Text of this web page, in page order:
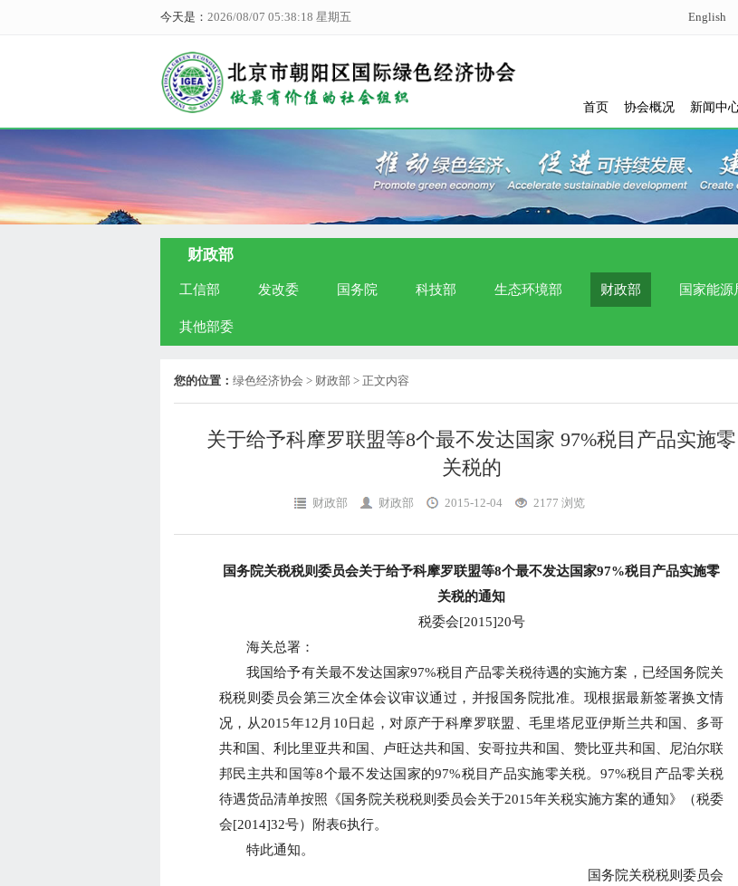
今天是： 2026/08/07 05:38:19 星期五 English
首页 协会概况 新闻中
财政部
工信部 发改委 国务院 科技部 生态环境部 财政部 国家能源
其他部委
您的位置： 绿色经济协会 > 财政部 > 正文内容
关于给予科摩罗联盟等8个最不发达国家 97%税目产品实施零
关税的
财政部 财政部 2015-12-04 2177 浏览
国务院关税税则委员会关于给予科摩罗联盟等8个最不发达国家97%税目产品实施零
关税的通知
税委会[2015]20号
海关总署：
我国给予有关最不发达国家97%税目产品零关税待遇的实施方案，已经国务院关
税税则委员会第三次全体会议审议通过，并报国务院批准。现根据最新签署换文情
况，从2015年12月10日起，对原产于科摩罗联盟、毛里塔尼亚伊斯兰共和国、多哥
共和国、利比里亚共和国、卢旺达共和国、安哥拉共和国、赞比亚共和国、尼泊尔联
邦民主共和国等8个最不发达国家的97%税目产品实施零关税。97%税目产品零关税
待遇货品清单按照《国务院关税税则委员会关于2015年关税实施方案的通知》（税委
会[2014]32号）附表6执行。
特此通知。
国务院关税税则委员会